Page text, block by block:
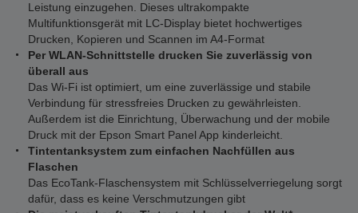
Leistung einzugehen. Dieses ultrakompakte
Multifunktionsgerät mit LC-Display bietet hochwertiges
Drucken, Kopieren und Scannen im A4-Format
Per WLAN-Schnittstelle drucken Sie zuverlässig von
überall aus
Das Wi-Fi ist optimiert, um eine zuverlässige und stabile
Verbindung für stressfreies Drucken zu gewährleisten.
Außerdem ist die Einrichtung, Überwachung und der mobile
Druck mit der Epson Smart Panel App kinderleicht.
Tintentanksystem zum einfachen Nachfüllen aus
Flaschen
Das EcoTank-Flaschensystem mit Schlüsselverriegelung sorgt
dafür, dass es keine Verschmutzungen gibt